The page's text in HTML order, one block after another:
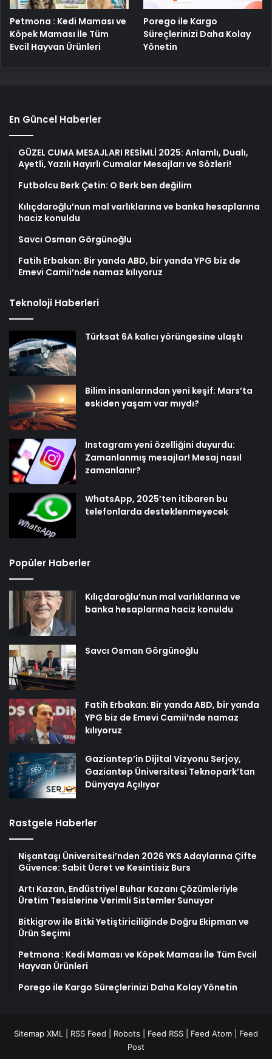
Petmona : Kedi Maması ve
Köpek Maması İle Tüm
Evcil Hayvan Ürünleri
Porego ile Kargo
Süreçlerinizi Daha Kolay
Yönetin
En Güncel Haberler
GÜZEL CUMA MESAJLARI RESİMLİ 2025: Anlamlı, Dualı,
Ayetli, Yazılı Hayırlı Cumalar Mesajları ve Sözleri!
Futbolcu Berk Çetin: O Berk ben değilim
Kılıçdaroğlu’nun mal varlıklarına ve banka hesaplarına
haciz konuldu
Savcı Osman Görgünoğlu
Fatih Erbakan: Bir yanda ABD, bir yanda YPG biz de
Emevi Camii’nde namaz kılıyoruz
Teknoloji Haberleri
Türksat 6A kalıcı yörüngesine ulaştı
Bilim insanlarından yeni keşif: Mars’ta
eskiden yaşam var mıydı?
Instagram yeni özelliğini duyurdu:
Zamanlanmış mesajlar! Mesaj nasıl
zamanlanır?
WhatsApp, 2025’ten itibaren bu
telefonlarda desteklenmeyecek
Popüler Haberler
Kılıçdaroğlu’nun mal varlıklarına ve
banka hesaplarına haciz konuldu
Savcı Osman Görgünoğlu
Fatih Erbakan: Bir yanda ABD, bir yanda
YPG biz de Emevi Camii’nde namaz
kılıyoruz
Gaziantep’in Dijital Vizyonu Serjoy,
Gaziantep Üniversitesi Teknopark’tan
Dünyaya Açılıyor
Rastgele Haberler
Nişantaşı Üniversitesi’nden 2026 YKS Adaylarına Çifte
Güvence: Sabit Ücret ve Kesintisiz Burs
Artı Kazan, Endüstriyel Buhar Kazanı Çözümleriyle
Üretim Tesislerine Verimli Sistemler Sunuyor
Bitkigrow ile Bitki Yetiştiriciliğinde Doğru Ekipman ve
Ürün Seçimi
Petmona : Kedi Maması ve Köpek Maması İle Tüm Evcil
Hayvan Ürünleri
Porego ile Kargo Süreçlerinizi Daha Kolay Yönetin
Sitemap XML RSS Feed Robots Feed RSS Feed Atom
Feed
Post